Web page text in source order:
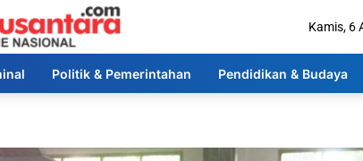
Kamis, 6
Politik & Pemerintahan Pendidikan & Budaya